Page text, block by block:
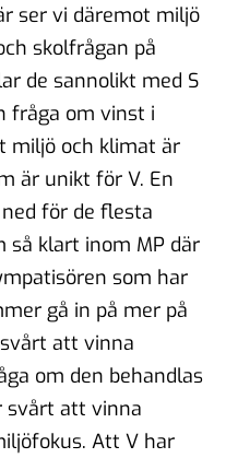
ser vi däremot miljö
skolfrågan på
de sannolikt med S
fråga om vinst i
miljö och klimat är
är unikt för V. En
för de flesta
så klart inom MP där
som har
gå in på mer på
att vinna
om den behandlas
svårt att vinna
Att V har